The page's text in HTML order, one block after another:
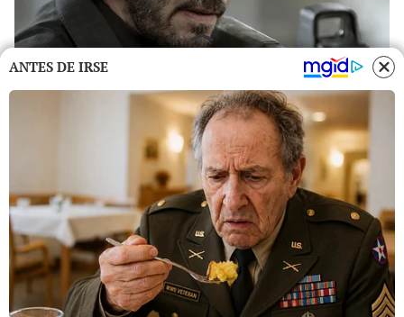
ANTES DE IRSE